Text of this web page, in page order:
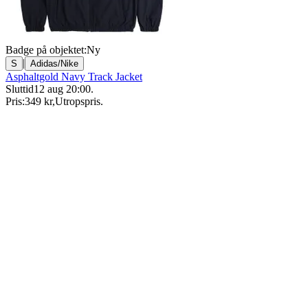
Badge på objektet:Ny
S | Adidas/Nike
Asphaltgold Navy Track Jacket
Sluttid12 aug 20:00.
Pris:349 kr,Utropspris.